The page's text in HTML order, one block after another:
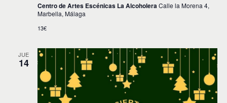
Centro de Artes Escénicas La AlcoholeraCalle la Morena 4,
Marbella, Málaga
13€
JUE
14